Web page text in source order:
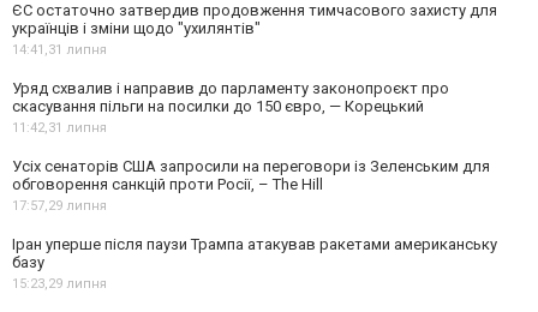
ЄС остаточно затвердив продовження тимчасового захисту для
українців і зміни щодо "ухилянтів"
14:41,31 липня
Уряд схвалив і направив до парламенту законопроєкт про
скасування пільги на посилки до 150 євро, — Корецький
11:42,31 липня
Усіх сенаторів США запросили на переговори із Зеленським для
обговорення санкцій проти Росії, – The Hill
17:57,29 липня
Іран уперше після паузи Трампа атакував ракетами американську
базу
15:23,29 липня